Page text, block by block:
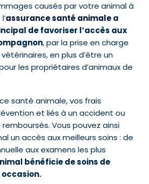
causés par votre animal à
assurance santé animalea
de favoriser l’accès aux
, par la prise en charge
en plus d’être un
les propriétaires d’animaux de
santé animale, vos frais
et liés à un accident ou
Vous pouvez ainsi
un accès aux meilleurs soins : de
aux examens les plus
bénéficie de soins de